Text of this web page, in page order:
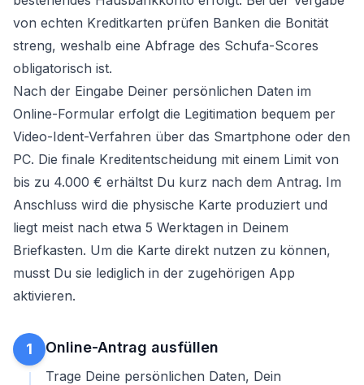
von echten Kreditkarten prüfen Banken die Bonität
streng, weshalb eine Abfrage des Schufa-Scores
obligatorisch ist.
Nach der Eingabe Deiner persönlichen Daten im
Online-Formular erfolgt die Legitimation bequem per
Video-Ident-Verfahren über das Smartphone oder den
PC. Die finale Kreditentscheidung mit einem Limit von
bis zu 4.000 € erhältst Du kurz nach dem Antrag. Im
Anschluss wird die physische Karte produziert und
liegt meist nach etwa 5 Werktagen in Deinem
Briefkasten. Um die Karte direkt nutzen zu können,
musst Du sie lediglich in der zugehörigen App
aktivieren.
1 Online-Antrag ausfüllen
Trage Deine persönlichen Daten, Dein